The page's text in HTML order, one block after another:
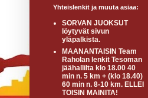
Yhteislenkit ja muuta asiaa:
SORVAN JUOKSUT
löytyvät sivun
yläpalkista.
MAANANTAISIN Team
Raholan lenkit Tesoman
jäähallilta klo 18.00 40
min n. 5 km + (klo 18.40)
60 min n. 8-10 km. ELLEI
TOISIN MAINITA!